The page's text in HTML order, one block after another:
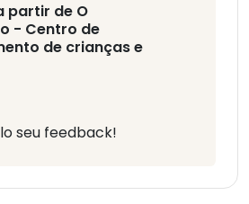
partir de O
- Centro de
de crianças e
seu feedback!